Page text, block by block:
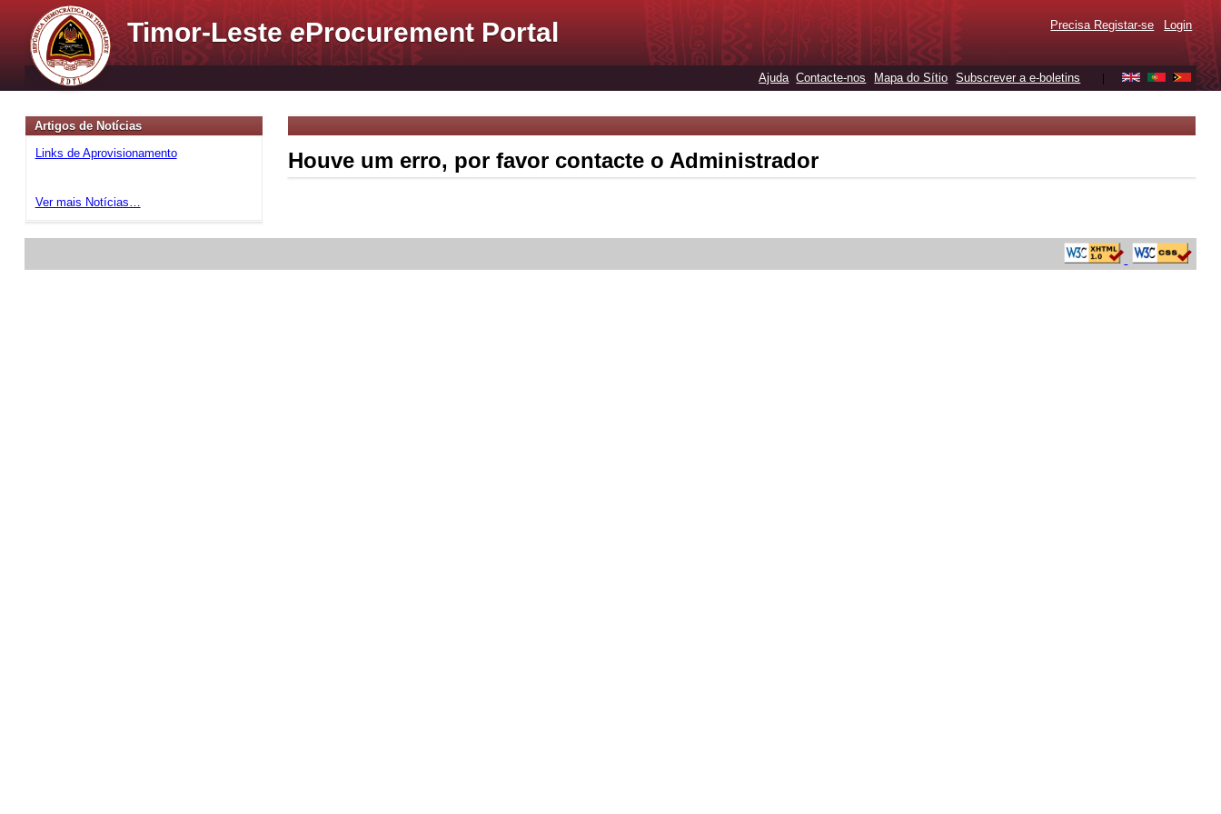
Timor-LesteeProcurement Portal Precisa Registar-se Login
Ajuda Contacte-nos Mapa do Sítio Subscrever a e-boletins
Artigos de Notícias
Links de Aprovisionamento
Ver mais Notícias…
Houve um erro, por favor contacte o Administrador